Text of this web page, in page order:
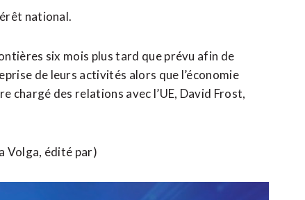
national.
six mois plus tard que prévu afin de
de leurs activités alors que l’économie
chargé des relations avec l’UE, David Frost,
Volga, édité par)